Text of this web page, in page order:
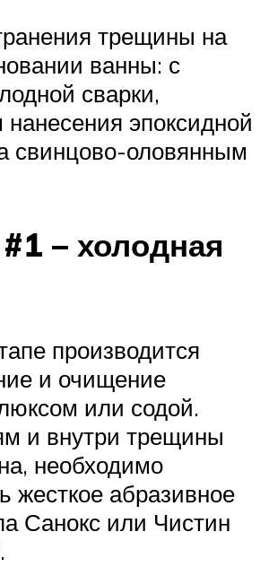
трещины на
ванны: с
сварки,
нанесения эпоксидной
свинцово-оловянным
– холодная
производится
и очищение
или содой.
и внутри трещины
необходимо
жесткое абразивное
Санокс или Чистин